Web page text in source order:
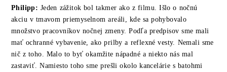
Philipp: Jeden zážitok bol takmer ako z filmu. Išlo o nočnú
akciu v tmavom priemyselnom areáli, kde sa pohybovalo
množstvo pracovníkov nočnej zmeny. Podľa predpisov sme mali
mať ochranné vybavenie, ako prilby a reflexné vesty. Nemali sme
nič z toho. Malo to byť okamžite nápadné a niekto nás mal
zastaviť. Namiesto toho sme prešli okolo kancelárie s batohmi